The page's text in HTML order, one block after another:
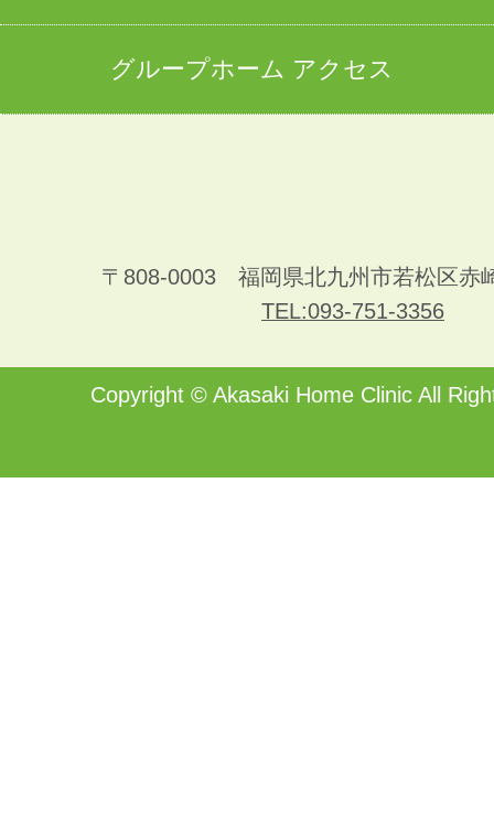
グループホーム アクセス
〒808-0003 福岡県北九州市若松区赤
TEL:093-751-3356
Copyright © Akasaki Home ClinicAll